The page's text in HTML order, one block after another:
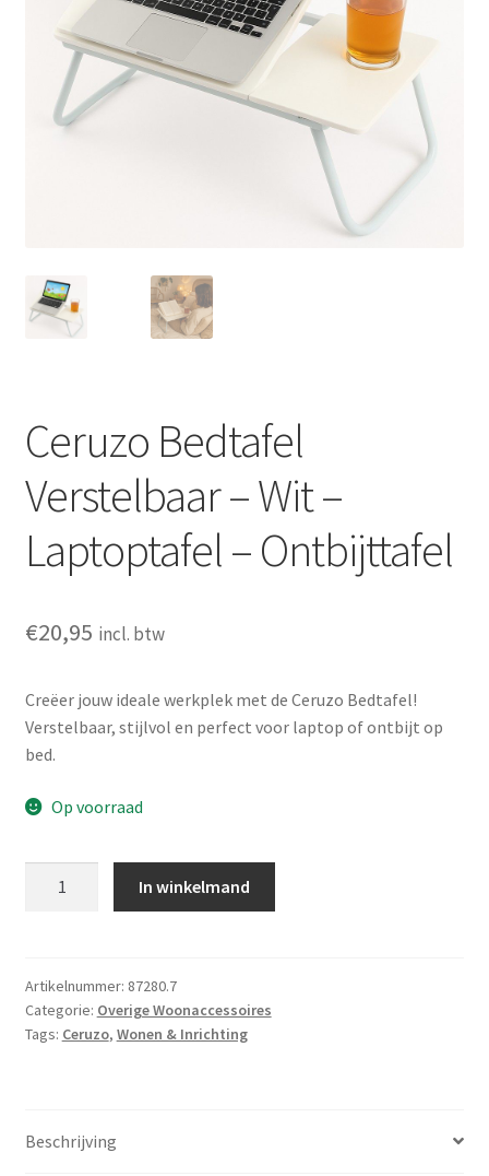
Huishouden
Persoonlijke Verzorging
Elektronica
Sport
Ceruzo Bedtafel
Verstelbaar – Wit –
Laptoptafel – Ontbijttafel
€20,95 incl. btw
Creëer jouw ideale werkplek met de Ceruzo Bedtafel!
Verstelbaar, stijlvol en perfect voor laptop of ontbijt op
bed.
Op voorraad
Wit
-
Laptoptafel
In winkelmand
Artikelnummer: 87280.7
Categorie: Overige Woonaccessoires
Tags: Ceruzo, Wonen & Inrichting
Beschrijving